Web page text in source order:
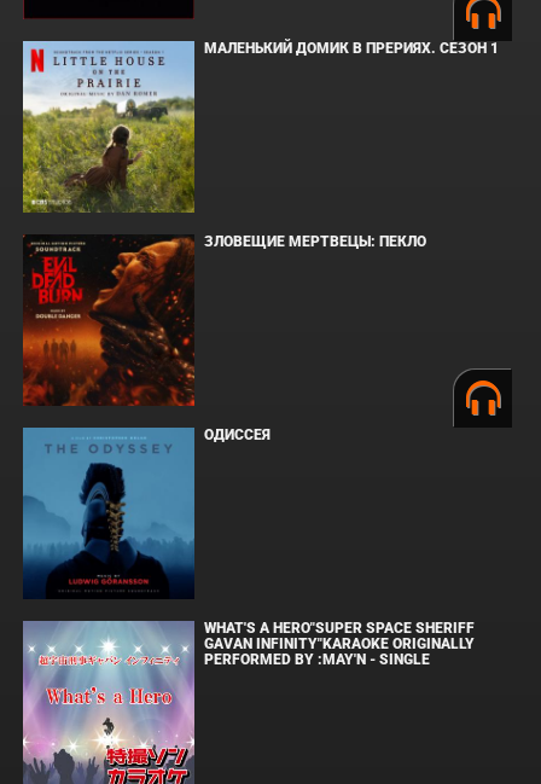
МАЛЕНЬКИЙ ДОМИК В ПРЕРИЯХ. СЕЗОН 1
ЗЛОВЕЩИЕ МЕРТВЕЦЫ: ПЕКЛО
ОДИССЕЯ
WHAT'S A HERO"SUPER SPACE SHERIFF
GAVAN INFINITY"KARAOKE ORIGINALLY
PERFORMED BY :MAY'N - SINGLE